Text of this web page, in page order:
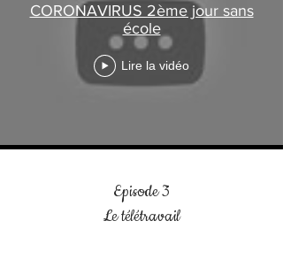
CORONAVIRUS 2ème jour sans
école
Lire la vidéo
Episode 3
Le télétravail